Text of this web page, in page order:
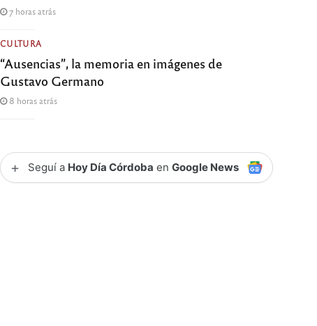
7 horas atrás
CULTURA
“Ausencias”, la memoria en imágenes de
Gustavo Germano
8 horas atrás
+ Seguí a Hoy Día Córdoba enGoogle News